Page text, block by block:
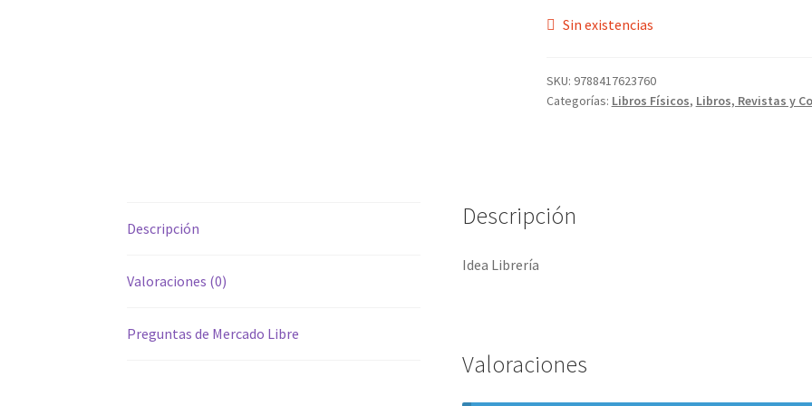
Sin existencias
SKU: 9788417623760
Categorías: Libros Físicos, Libros, Revistas y
Descripción
Valoraciones (0)
Preguntas de Mercado Libre
Descripción
Idea Librería
Valoraciones